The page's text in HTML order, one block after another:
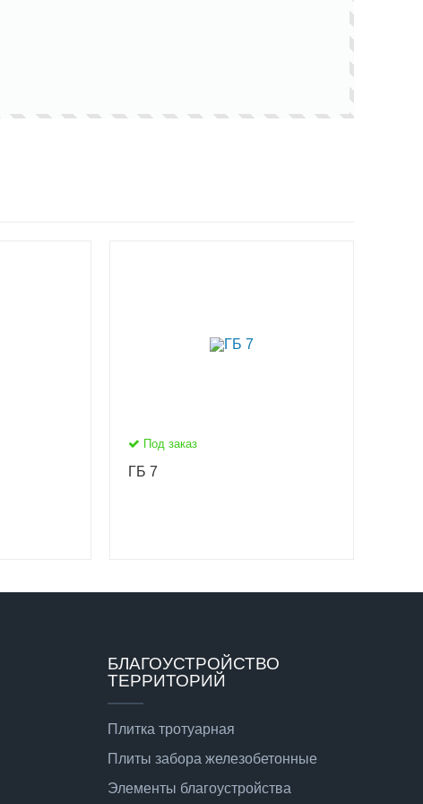
Под заказ
ГБ 7
БЛАГОУСТРОЙСТВО
ТЕРРИТОРИЙ
Плитка тротуарная
Плиты забора железобетонные
Элементы благоустройства